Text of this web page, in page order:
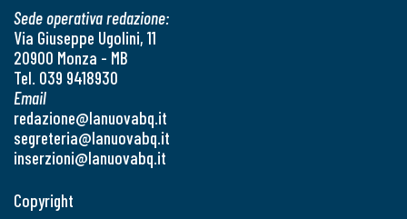
Sede operativa redazione:
Via Giuseppe Ugolini, 11
20900 Monza - MB
Tel. 039 9418930
Email
redazione@lanuovabq.it
segreteria@lanuovabq.it
inserzioni@lanuovabq.it
Copyright